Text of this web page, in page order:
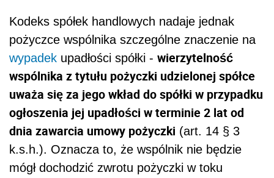
Kodeks spółek handlowych nadaje jednak
pożyczce wspólnika szczególne znaczenie na
wypadek upadłości spółki - wierzytelność
wspólnika z tytułu pożyczki udzielonej spółce
uważa się za jego wkład do spółki w przypadku
ogłoszenia jej upadłości w terminie 2 lat od
dnia zawarcia umowy pożyczki (art. 14 § 3
k.s.h.). Oznacza to, że wspólnik nie będzie
mógł dochodzić zwrotu pożyczki w toku